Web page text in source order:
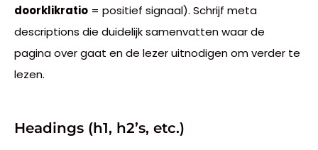
doorklikratio = positief signaal). Schrijf meta
descriptions die duidelijk samenvatten waar de
pagina over gaat en de lezer uitnodigen om verder te
lezen.
Headings (h1, h2’s, etc.)